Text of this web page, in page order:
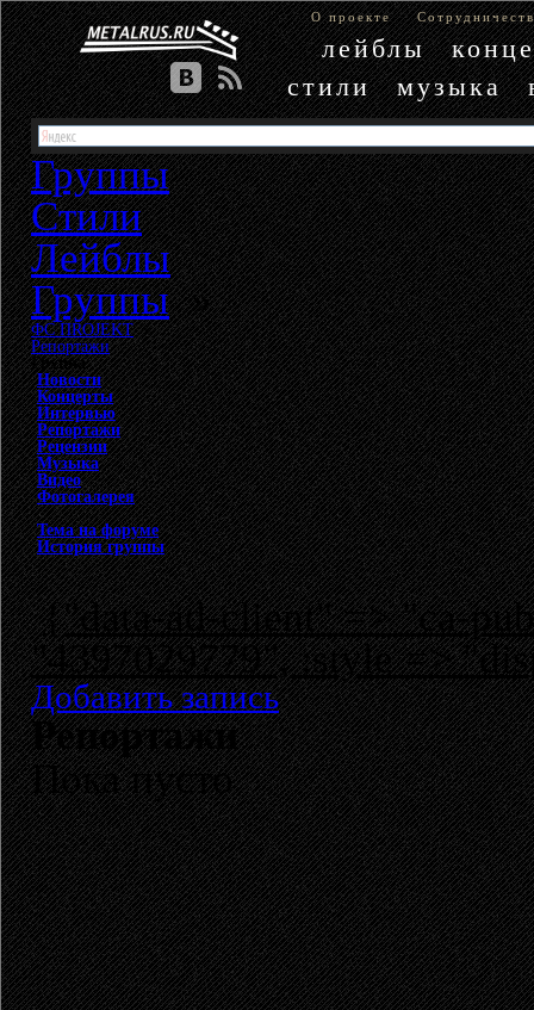
О проекте
лейблы
стили
музыка
Группы
Стили
Лейблы
Группы»
ФС ПROJEKT»
Репортажи
Группа
Новости
Концерты
Интервью
Репортажи
Рецензии
Музыка
Видео
Фотогалерея
Тема на форуме
История группы
{"data-ad-client" => "ca-
"4397029779", :style =>
Добавить запись
Репортажи
Пока пусто